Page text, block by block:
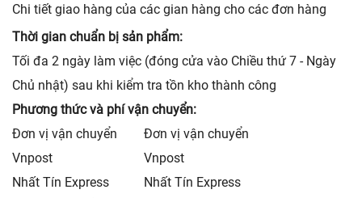
Chi tiết giao hàng của các gian hàng cho các đơn hàng
Thời gian chuẩn bị sản phẩm:
Tối đa 2 ngày làm việc (đóng cửa vào Chiều thứ 7 - Ngày
Chủ nhật) sau khi kiểm tra tồn kho thành công
Phương thức và phí vận chuyển:
Đơn vị vận chuyển
Vnpost
Nhất Tín Express
Đơn vị vận chuyển
Vnpost
Nhất Tín Express